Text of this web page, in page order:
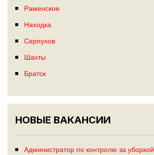
Раменское
Находка
Серпухов
Шахты
Братск
НОВЫЕ ВАКАНСИИ
Администратор по контролю за уборкой